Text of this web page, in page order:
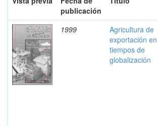
publicación
1999
Agricultura de
exportación en
tiempos de
globalización